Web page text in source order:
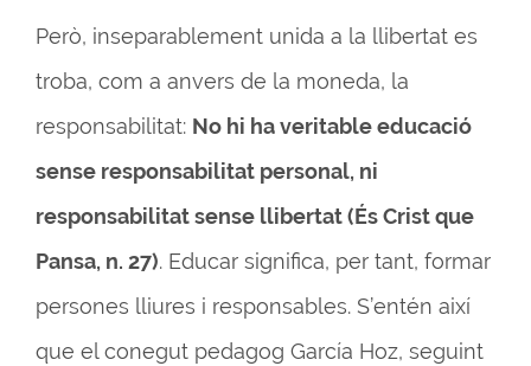
Però, inseparablement unida a la llibertat es
troba, com a anvers de la moneda, la
responsabilitat: No hi ha veritable educació
sense responsabilitat personal, ni
responsabilitat sense llibertat (És Crist que
Pansa, n. 27). Educar significa, per tant, formar
persones lliures i responsables. S’entén així
que el conegut pedagog García Hoz, seguint